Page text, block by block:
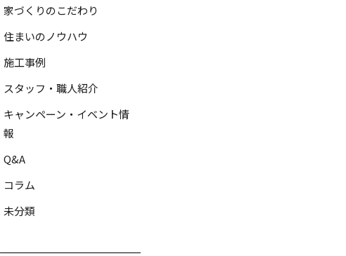
家づくりのこだわり
住まいのノウハウ
施工事例
スタッフ・職人紹介
キャンペーン・イベント情
報
Q&A
コラム
未分類